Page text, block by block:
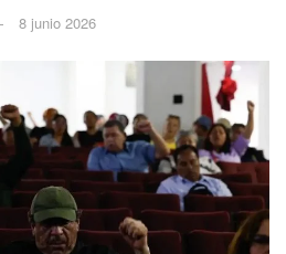
8 junio 2026